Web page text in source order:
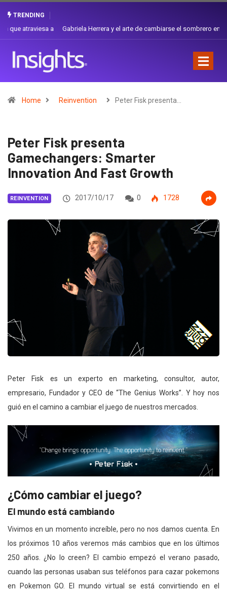
TRENDING
Gabriela Herrera y el arte de cambiarse el sombrero en Corporación
Home Reinvention Peter Fisk presenta…
Peter Fisk presenta
Gamechangers: Smarter
Innovation And Fast Growth
REINVENTION 2017/10/17 0 1728
Peter Fisk es un experto en marketing, consultor, autor,
empresario, Fundador y CEO de “The Genius Works”. Y hoy nos
guió en el camino a cambiar el juego de nuestros mercados.
¿Cómo cambiar el juego?
El mundo está cambiando
Vivimos en un momento increíble, pero no nos damos cuenta. En
los próximos 10 años veremos más cambios que en los últimos
250 años. ¿No lo creen? El cambio empezó el verano pasado,
cuando las personas usaban sus teléfonos para cazar pokemons
en Pokemon GO. El mundo virtual se está convirtiendo en el